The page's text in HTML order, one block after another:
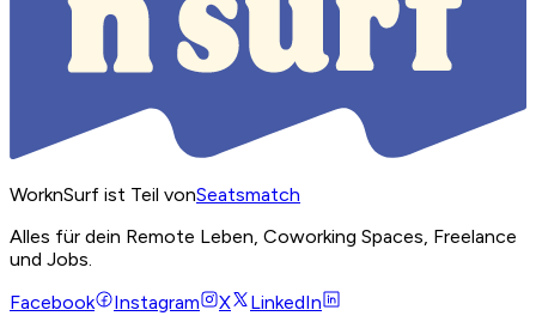
WorknSurf ist Teil vonSeatsmatch
Alles für dein Remote Leben, Coworking Spaces, Freelance
und Jobs.
Facebook
Instagram X LinkedIn